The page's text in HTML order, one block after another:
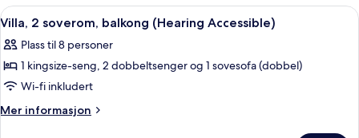
Tub)
soverom,
balkong
Accessible,
Tub)
Åpne
alle
bildene
av
Villa,
2
Sengetøy i egyptisk bomull og
13
Villa, 2 soverom, balkong (Hearing Accessible)
Plass til 8 personer
1 kingsize-seng, 2 dobbeltsenger og 1 sovesofa (dobbel)
Wi-fi inkludert
Mer informasjon
Mer